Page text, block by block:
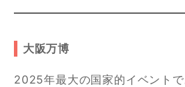
大阪万博
2025年最大の国家的イベント